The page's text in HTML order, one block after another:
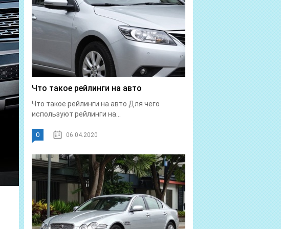
Что такое рейлинги на авто
Что такое рейлинги на авто Для чего
используют рейлинги на...
0 06.04.2020